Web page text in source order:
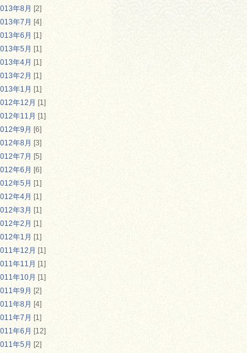
年8月 [2]
年7月 [4]
年6月 [1]
年5月 [1]
年4月 [1]
年2月 [1]
年1月 [1]
年12月 [1]
年11月 [1]
年9月 [6]
年8月 [3]
年7月 [5]
年6月 [6]
年5月 [1]
年4月 [1]
年3月 [1]
年2月 [1]
年1月 [1]
年12月 [1]
年11月 [1]
年10月 [1]
年9月 [2]
年8月 [4]
年7月 [1]
年6月 [12]
年5月 [2]